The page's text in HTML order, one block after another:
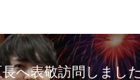
へ表敬訪問しまし